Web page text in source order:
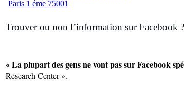
Trouver ou non l’information sur Facebook ?
« La plupart des gens ne vont pas sur Facebook
Research Center ».